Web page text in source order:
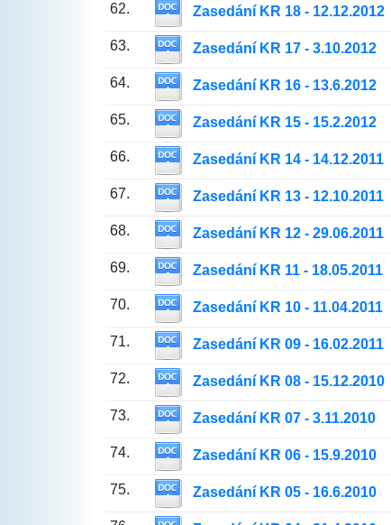
62. Zasedání KR 18 - 12.12.2012
63. Zasedání KR 17 - 3.10.2012
64. Zasedání KR 16 - 13.6.2012
65. Zasedání KR 15 - 15.2.2012
66. Zasedání KR 14 - 14.12.2011
67. Zasedání KR 13 - 12.10.2011
68. Zasedání KR 12 - 29.06.2011
69. Zasedání KR 11 - 18.05.2011
70. Zasedání KR 10 - 11.04.2011
71. Zasedání KR 09 - 16.02.2011
72. Zasedání KR 08 - 15.12.2010
73. Zasedání KR 07 - 3.11.2010
74. Zasedání KR 06 - 15.9.2010
75. Zasedání KR 05 - 16.6.2010